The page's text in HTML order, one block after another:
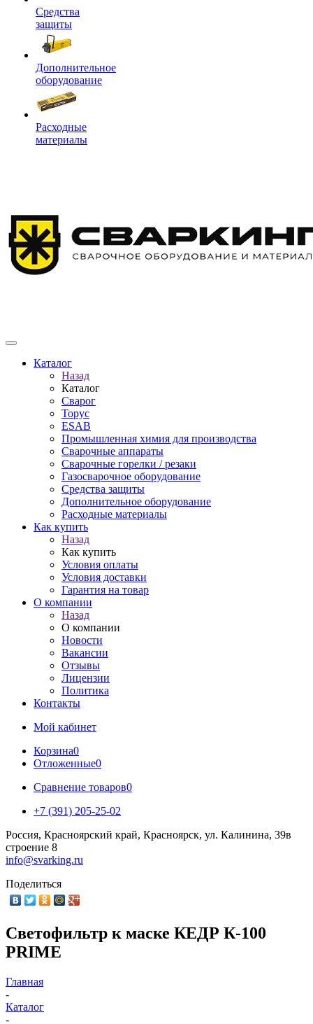
Средства
защиты
Дополнительное
оборудование
Расходные
материалы
Каталог
Назад
Каталог
Сварог
Торус
ESAB
Промышленная химия для производства
Сварочные аппараты
Сварочные горелки / резаки
Газосварочное оборудование
Средства защиты
Дополнительное оборудование
Расходные материалы
Как купить
Назад
Как купить
Условия оплаты
Условия доставки
Гарантия на товар
О компании
Назад
О компании
Новости
Вакансии
Отзывы
Лицензии
Политика
Контакты
Мой кабинет
Корзина0
Отложенные0
Сравнение товаров0
+7 (391) 205-25-02
Россия, Красноярский край, Красноярск, ул. Калинина, 39в
строение 8
info@svarking.ru
Поделиться
Светофильтр к маске КЕДР К-100
PRIME
Главная
-
Каталог
-